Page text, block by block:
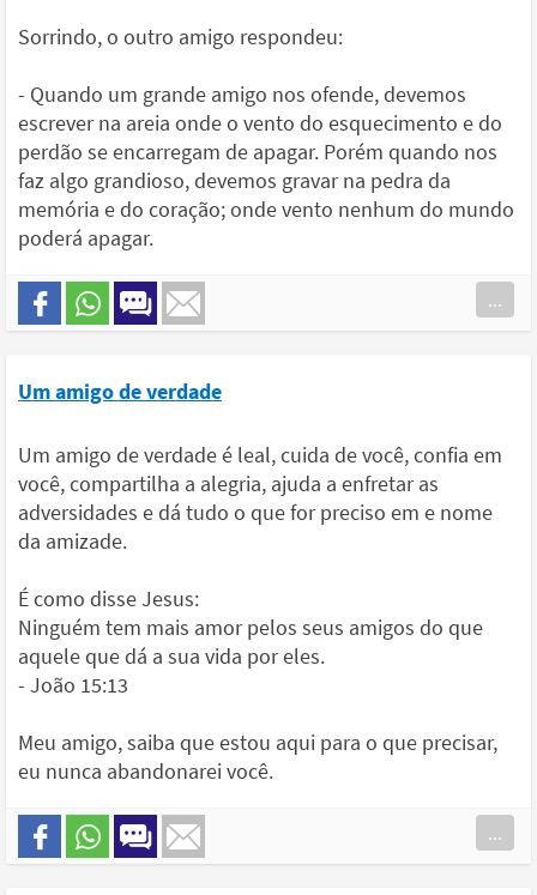
Sorrindo, o outro amigo respondeu:
- Quando um grande amigo nos ofende, devemos
escrever na areia onde o vento do esquecimento e do
perdão se encarregam de apagar. Porém quando nos
faz algo grandioso, devemos gravar na pedra da
memória e do coração; onde vento nenhum do mundo
poderá apagar.
...
Um amigo de verdade
Um amigo de verdade é leal, cuida de você, confia em
você, compartilha a alegria, ajuda a enfretar as
adversidades e dá tudo o que for preciso em e nome
da amizade.
É como disse Jesus:
Ninguém tem mais amor pelos seus amigos do que
aquele que dá a sua vida por eles.
- João 15:13
Meu amigo, saiba que estou aqui para o que precisar,
eu nunca abandonarei você.
...